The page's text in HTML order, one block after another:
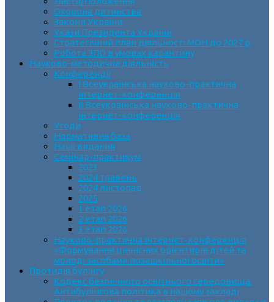
Охорона дитинства
Закони України
Укази Президента України
Стратегічний план діяльності МОН до 2027 р.
Робота ЗПО в умовах карантину
Науково-методична діяльність
Конференції
І Всеукраїнська науково-практична
інтернет-конференція
ІІ Всеукраїнська науково-практична
інтернет-конференція
Угоди
Нормативна база
Наші видання
Семінар-практикум
2023
2024 травень
2024 листопад
2025
1 етап 2026
2 етап 2026
3 етап 2026
Науково-практична інтернет-конференція
«Формування ціннісних орієнтирів дітей та
молоді засобами позашкільної освіти»
Протидія булінгу
Кодекс безпечного освітнього середовища.
Антибулінгова політика в нашому закладі